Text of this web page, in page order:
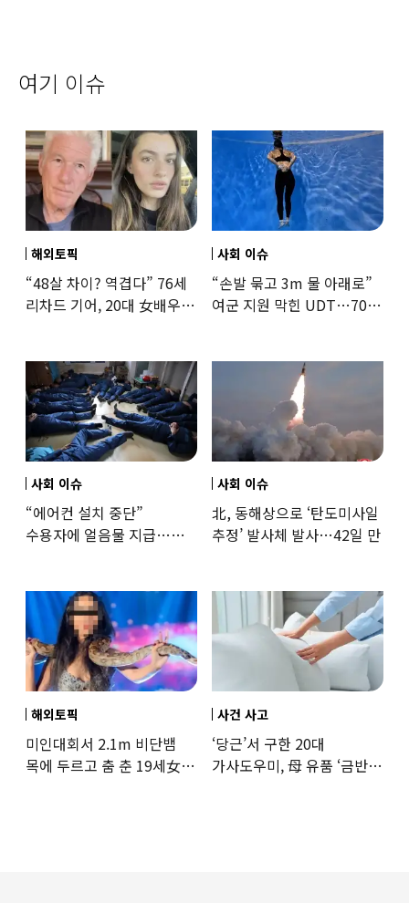
여기 이슈
해외토픽
“48살 차이? 역겹다” 76세
리차드 기어, 20대 女배우와
사회 이슈
“손발 묶고 3m 물 아래로”
여군 지원 막힌 UDT…707
사회 이슈
“에어컨 설치 중단”
수용자에 얼음물 지급…
사회 이슈
北, 동해상으로 ‘탄도미사일
추정’ 발사체 발사…42일 만
해외토픽
미인대회서 2.1m 비단뱀
목에 두르고 춤 춘 19세女
사건 사고
‘당근’서 구한 20대
가사도우미, 母 유품 ‘금반지